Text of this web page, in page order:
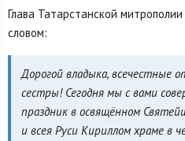
Глава Татарстанской
словом:
Дорогой владыка, всечестные
сестры! Сегодня мы с вами
праздник в освящённом
и всея Руси Кириллом храме в